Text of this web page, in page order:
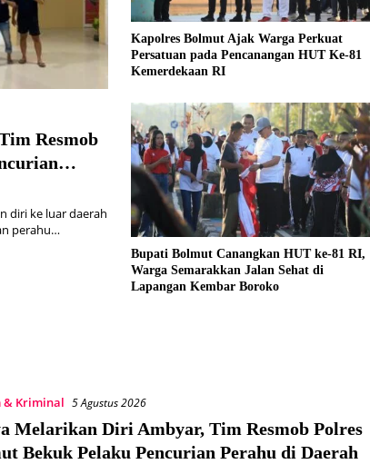
Resmob
diri ke luar daerah
perahu…
Kapolres Bolmut Ajak Warga Perkuat
Persatuan pada Pencanangan HUT Ke-81
Kemerdekaan RI
Bupati Bolmut Canangkan HUT ke-81 RI,
Warga Semarakkan Jalan Sehat di
Lapangan Kembar Boroko
& Kriminal 5 Agustus 2026
Melarikan Diri Ambyar, Tim Resmob Polres
Bekuk Pelaku Pencurian Perahu di Daerah